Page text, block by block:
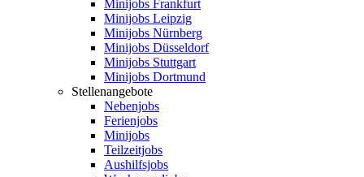
Minijobs Frankfurt
Minijobs Leipzig
Minijobs Nürnberg
Minijobs Düsseldorf
Minijobs Stuttgart
Minijobs Dortmund
Stellenangebote
Nebenjobs
Ferienjobs
Minijobs
Teilzeitjobs
Aushilfsjobs